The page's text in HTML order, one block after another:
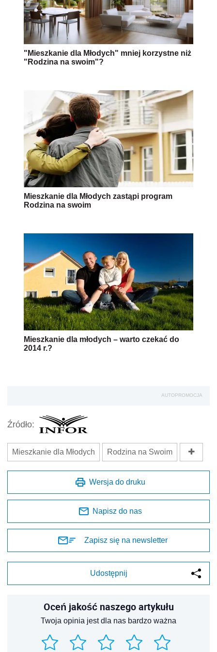
"Mieszkanie dla Młodych" mniej korzystne niż
"Rodzina na swoim"?
Mieszkanie dla Młodych zastąpi program
Rodzina na swoim
Mieszkanie dla młodych – warto czekać do
2014 r.?
AUTOPROMOCJA
Źródło:
Mieszkanie dla Młodych Rodzina na Swoim
Wersja do druku
Napisz do nas
Zapisz się na newsletter
Udostępnij
Oceń jakość naszego artykułu
Twoja opinia jest dla nas bardzo ważna